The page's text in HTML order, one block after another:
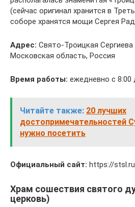
(сейчас оригинал хранится в
соборе хранятся мощи Сергея
Адрес: Свято-Троицкая
Московская область, Россия
Время работы: ежедневно с 8:00
Читайте также: 20 лучших
достопримечательностей
нужно посетить
Официальный сайт: https://
Храм сошествия святого
церковь)